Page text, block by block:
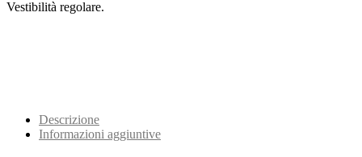
Vestibilità regolare.
Descrizione
Informazioni aggiuntive